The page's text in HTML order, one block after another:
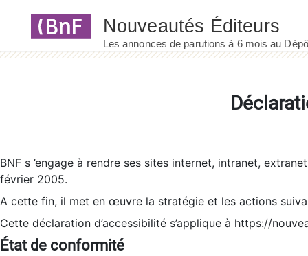
BNF s ’engage à rendre ses sites internet, intranet,
février 2005.
A cette fin, il met en œuvre la stratégie et les actions
Cette déclaration d’accessibilité s’applique à https://
État de conformité